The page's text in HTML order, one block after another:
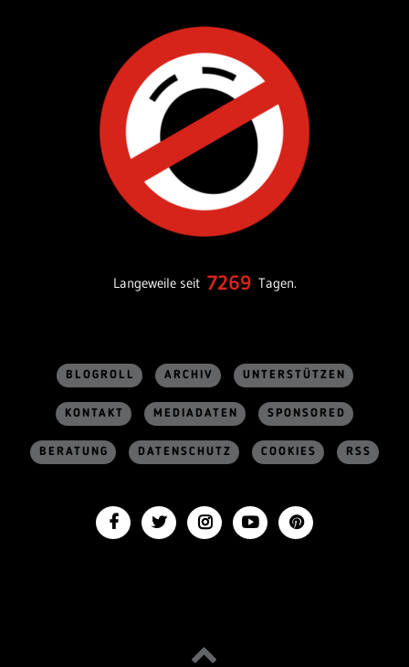
Langeweile seit 7269 Tagen.
BLOGROLL ARCHIV UNTERSTÜTZEN
KONTAKT MEDIADATEN SPONSORED
BERATUNG DATENSCHUTZ COOKIES RSS